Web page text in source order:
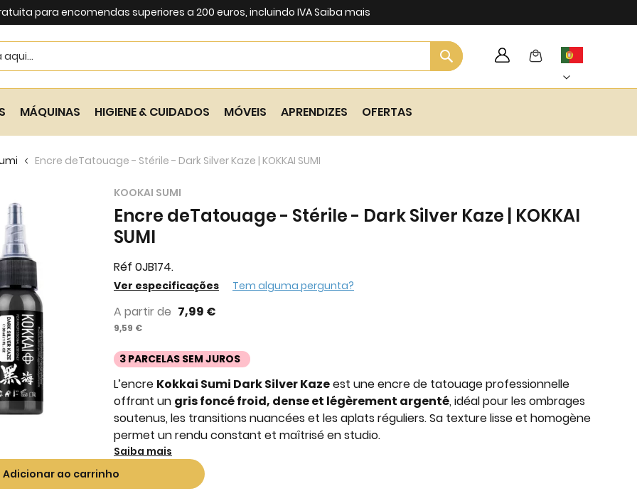
para encomendas superiores a 200 euros, incluindo IVASaiba mais
Search
Search My Cart
Language
MÁQUINAS HIGIENE & CUIDADOS MÓVEIS APRENDIZES OFERTAS
Encre deTatouage - Stérile - Dark Silver Kaze | KOKKAI SUMI
KOOKAI SUMI
Encre deTatouage - Stérile - Dark Silver Kaze | KOKKAI
SUMI
Réf 0JB174.
3 PARCELAS SEM JUROS
A partir de 7,99 €
9,59 €
Ver especificações Tem alguma pergunta?
L’encre Kokkai Sumi Dark Silver Kazeest une encre de tatouage professionnelle
offrant un gris foncé froid, dense et légèrement argenté, idéal pour les ombrages
soutenus, les transitions nuancées et les aplats réguliers. Sa texture lisse et homogène
permet un rendu constant et maîtrisé en studio.
Saiba mais
Adicionar ao carrinho